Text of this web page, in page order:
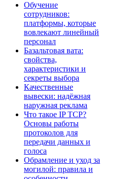
Обучение
сотрудников:
платформы, которые
вовлекают линейный
персонал
Базальтовая вата:
свойства,
характеристики и
секреты выбора
Качественные
вывески: надёжная
наружная реклама
Что такое IP TCP?
Основы работы
протоколов для
передачи данных и
голоса
Обрамление и уход за
могилой: правила и